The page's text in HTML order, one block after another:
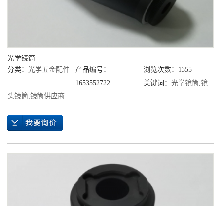
光学镜筒
分类： 光学五金配件
产品编号：
1653552722
浏览次数：1355
关键词： 光学镜筒,镜
头镜筒,镜筒供应商